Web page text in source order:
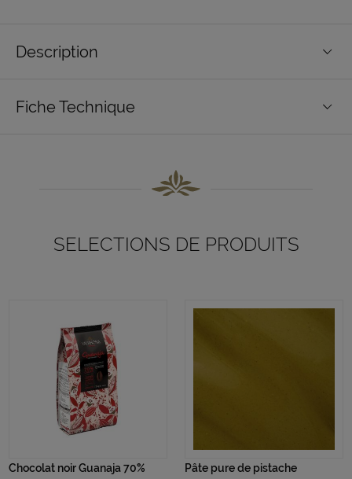
Description
Fiche Technique
SELECTIONS DE PRODUITS
Chocolat noir Guanaja 70% Pâte pure de pistache